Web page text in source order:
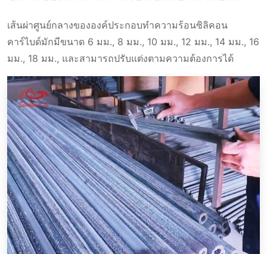
เส้นผ่าศูนย์กลางขององค์ประกอบทำความร้อนซิลิคอน
คาร์ไบด์มักมีขนาด 6 มม., 8 มม., 10 มม., 12 มม., 14 มม., 16
มม., 18 มม., และสามารถปรับแต่งตามความต้องการได้